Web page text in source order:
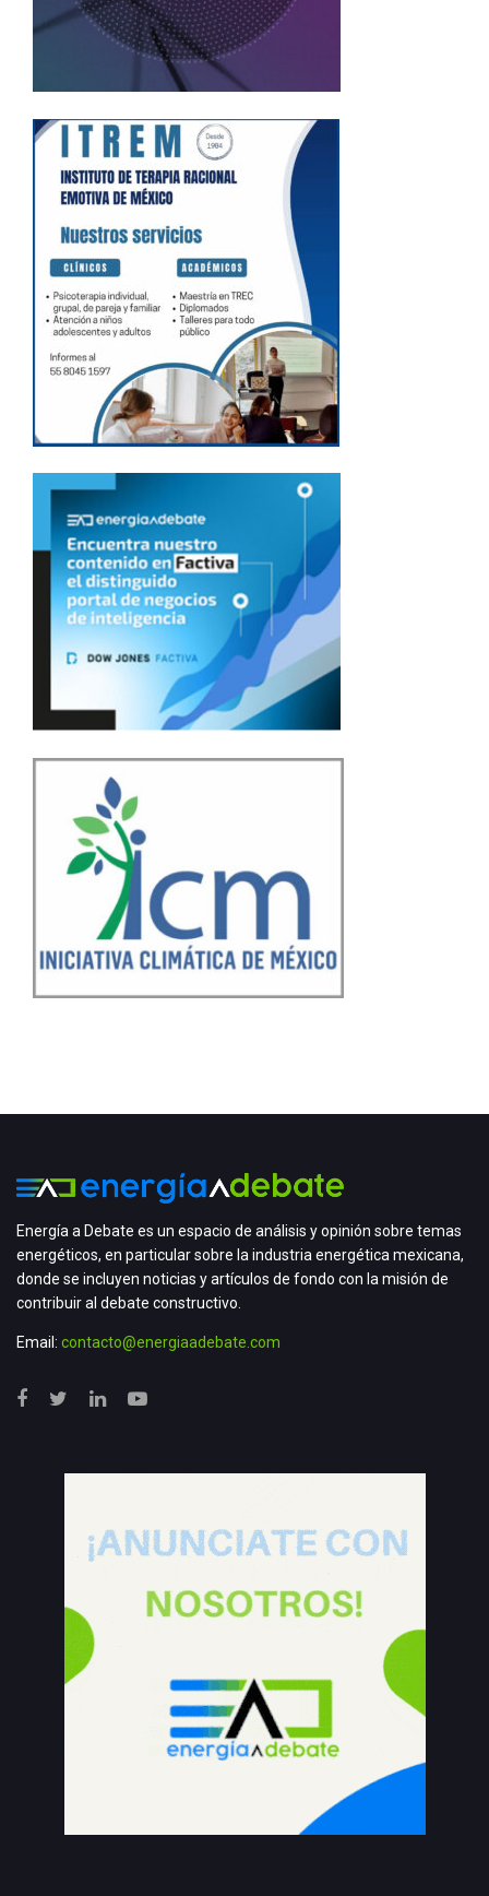
Energía a Debate es un espacio de análisis y opinión sobre temas
energéticos, en particular sobre la industria energética mexicana,
donde se incluyen noticias y artículos de fondo con la misión de
contribuir al debate constructivo.
Email: contacto@energiaadebate.com